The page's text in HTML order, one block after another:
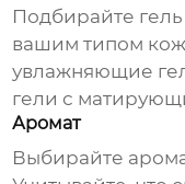
Подбирайте
вашим типом
увлажняющие
гели с
Аромат
Выбирайте